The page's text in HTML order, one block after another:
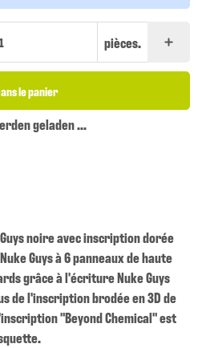
pièces.
le panier
geladen ...
noire avec inscription dorée
Guys à 6 panneaux de haute
grâce à l'écriture Nuke Guys
de l'inscription brodée en 3D de
"Beyond Chemical" est